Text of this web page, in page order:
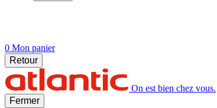
0 Mon panier
Retour
On est bien chez vous.
Fermer